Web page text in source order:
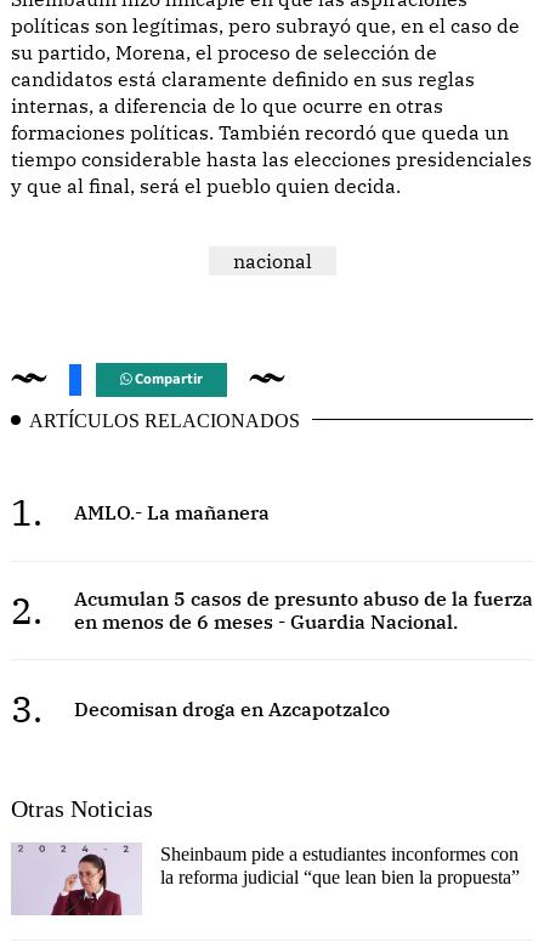
políticas son legítimas, pero subrayó que, en el caso de
su partido, Morena, el proceso de selección de
candidatos está claramente definido en sus reglas
internas, a diferencia de lo que ocurre en otras
formaciones políticas. También recordó que queda un
tiempo considerable hasta las elecciones presidenciales
y que al final, será el pueblo quien decida.
nacional
Compartir
ARTÍCULOS RELACIONADOS
1. AMLO.- La mañanera
2.
Acumulan 5 casos de presunto abuso de la fuerza
en menos de 6 meses - Guardia Nacional.
3. Decomisan droga en Azcapotzalco
Otras Noticias
Sheinbaum pide a estudiantes inconformes con
la reforma judicial “que lean bien la propuesta”